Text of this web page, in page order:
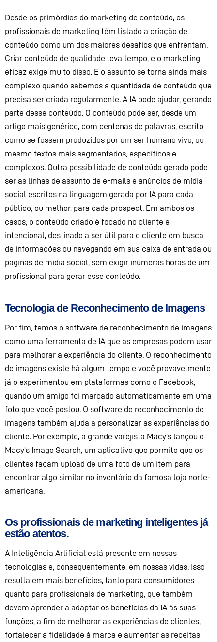
Desde os primórdios do marketing de conteúdo, os
profissionais de marketing têm listado a criação de
conteúdo como um dos maiores desafios que enfrentam.
Criar conteúdo de qualidade leva tempo, e o marketing
eficaz exige muito disso. E o assunto se torna ainda mais
complexo quando sabemos a quantidade de conteúdo que
precisa ser criada regularmente. A IA pode ajudar, gerando
parte desse conteúdo. O conteúdo pode ser, desde um
artigo mais genérico, com centenas de palavras, escrito
como se fossem produzidos por um ser humano vivo, ou
mesmo textos mais segmentados, específicos e
complexos. Outra possibilidade de conteúdo gerado pode
ser as linhas de assunto de e-mails e anúncios de mídia
social escritos na linguagem gerada por IA para cada
público, ou melhor, para cada prospect. Em ambos os
casos, o conteúdo criado é focado no cliente e
intencional, destinado a ser útil para o cliente em busca
de informações ou navegando em sua caixa de entrada ou
páginas de mídia social, sem exigir inúmeras horas de um
profissional para gerar esse conteúdo.
Tecnologia de Reconhecimento de Imagens
Por fim, temos o software de reconhecimento de imagens
como uma ferramenta de IA que as empresas podem usar
para melhorar a experiência do cliente. O reconhecimento
de imagens existe há algum tempo e você provavelmente
já o experimentou em plataformas como o Facebook,
quando um amigo foi marcado automaticamente em uma
foto que você postou. O software de reconhecimento de
imagens também ajuda a personalizar as experiências do
cliente. Por exemplo, a grande varejista Macy’s lançou o
Macy’s Image Search, um aplicativo que permite que os
clientes façam upload de uma foto de um item para
encontrar algo similar no inventário da famosa loja norte-
americana
Os profissionais de marketing inteligentes já
estão atentos.
A Inteligência Artificial está presente em nossas
tecnologias e, consequentemente, em nossas vidas. Isso
resulta em mais benefícios, tanto para consumidores
quanto para profissionais de marketing, que também
devem aprender a adaptar os benefícios da IA às suas
funções, a fim de melhorar as experiências de clientes,
fortalecer a fidelidade à marca e aumentar as receitas.